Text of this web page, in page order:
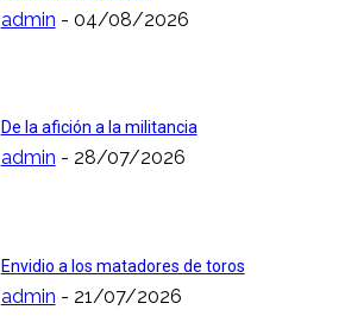
admin - 04/08/2026
De la afición a la militancia
admin - 28/07/2026
Envidio a los matadores de toros
admin - 21/07/2026